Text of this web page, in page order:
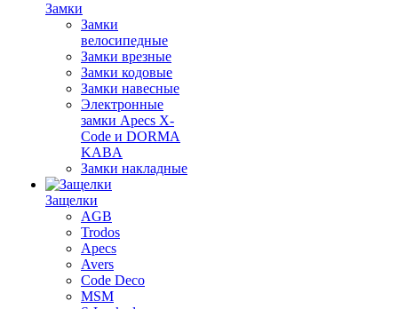
Замки
Замки
велосипедные
Замки врезные
Замки кодовые
Замки навесные
Электронные
замки Apecs X-
Code и DORMA
KABA
Замки накладные
Защелки
AGB
Trodos
Apecs
Avers
Code Deco
MSM